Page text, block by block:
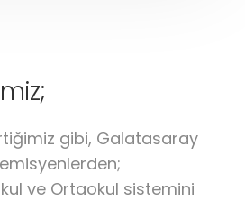
gibi, Galatasaray
ve Ortaokul sistemini